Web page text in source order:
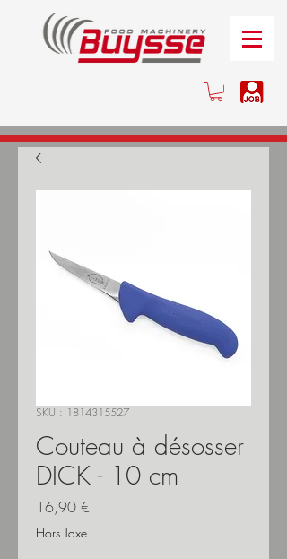
SKU : 1814315527
Couteau à désosser
DICK - 10 cm
16,90 €
Hors Taxe